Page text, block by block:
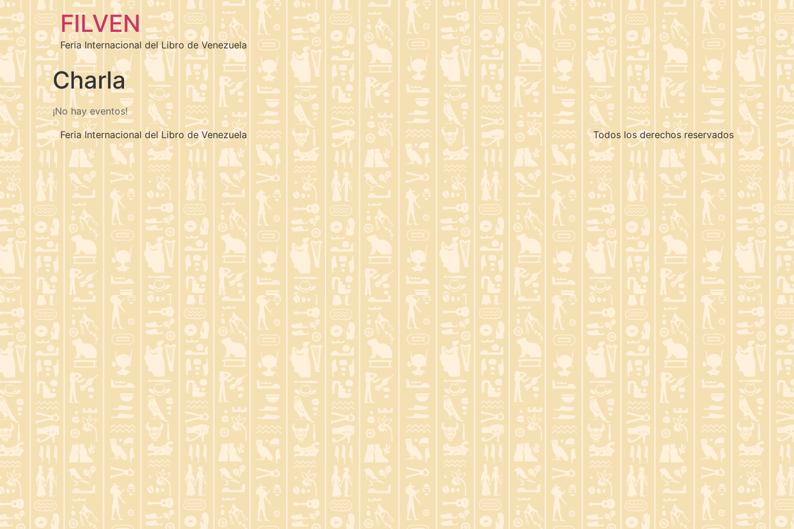
FILVEN
Feria Internacional del Libro de Venezuela
Charla
¡No hay eventos!
Feria Internacional del Libro de Venezuela
Todos los derechos reservados